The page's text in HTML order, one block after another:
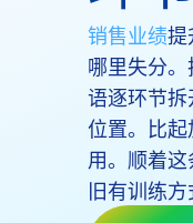
销售业绩提
哪里失分。
语逐环节
位置。比
用。顺着
旧有训练方